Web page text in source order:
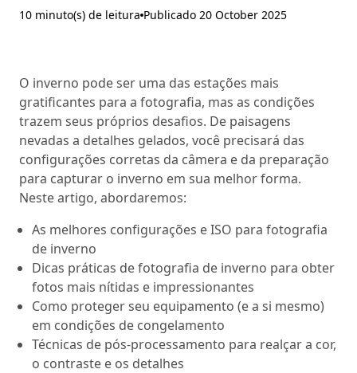
10 minuto(s) de leitura Publicado 20 October 2025
O inverno pode ser uma das estações mais
gratificantes para a fotografia, mas as condições
trazem seus próprios desafios. De paisagens
nevadas a detalhes gelados, você precisará das
configurações corretas da câmera e da preparação
para capturar o inverno em sua melhor forma.
Neste artigo, abordaremos:
As melhores configurações e ISO para fotografia
de inverno
Dicas práticas de fotografia de inverno para obter
fotos mais nítidas e impressionantes
Como proteger seu equipamento (e a si mesmo)
em condições de congelamento
Técnicas de pós-processamento para realçar a cor,
o contraste e os detalhes